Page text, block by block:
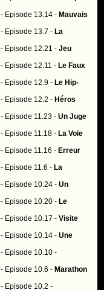
- Episode 13.14 - Mauvais
- Episode 13.7 - La
- Episode 12.21 -Jeu
- Episode 12.11 - Le Faux
- Episode 12.9 - Le Hip-
- Episode 12.2 - Héros
- Episode 11.23 -Un Juge
- Episode 11.18 - La Voie
- Episode 11.16 - Erreur
- Episode 11.6 - La
- Episode 10.24 -Un
- Episode 10.20 - Le
- Episode 10.17 -Visite
- Episode 10.14 -Une
- Episode 10.10 -
- Episode 10.6 - Marathon
- Episode 10.2 -